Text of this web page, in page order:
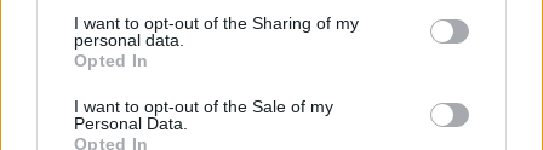
not limited to your visit or usage behaviour. You may click to
grant or deny consent to Google and its third-party tags to
use your data for below specified purposes in below Google
consent section.
I want to opt-out of the Sharing of my
personal data.
Opted In
I want to opt-out of the Sale of my
Personal Data.
Opted In